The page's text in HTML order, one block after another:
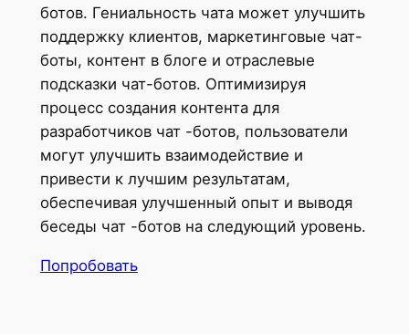
ботов. Гениальность чата может улучшить
поддержку клиентов, маркетинговые чат-
боты, контент в блоге и отраслевые
подсказки чат-ботов. Оптимизируя
процесс создания контента для
разработчиков чат -ботов, пользователи
могут улучшить взаимодействие и
привести к лучшим результатам,
обеспечивая улучшенный опыт и выводя
беседы чат -ботов на следующий уровень.
Попробовать